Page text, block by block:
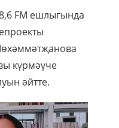
FM ешлыгында
күрмәүче
әйтте.